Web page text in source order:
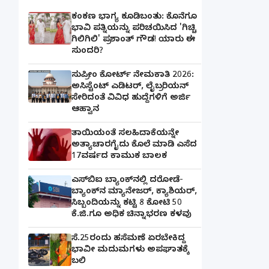
ಕಂಕಣ ಭಾಗ್ಯ ಕೂಡಿಬಂತು: ಕೊನೆಗೂ
ಭಾವಿ ಪತ್ನಿಯನ್ನು ಪರಿಚಯಿಸಿದ 'ಗಿಚ್ಚಿ
ಗಿಲಿಗಿಲಿ' ಪ್ರಶಾಂತ್ ಗೌಡ! ಯಾರು ಈ
ಸುಂದರಿ?
ಸುಪ್ರೀಂ ಕೋರ್ಟ್ ನೇಮಕಾತಿ 2026:
ಅಸಿಸ್ಟೆಂಟ್ ಎಡಿಟರ್, ಲೈಬ್ರರಿಯನ್
ಸೇರಿದಂತೆ ವಿವಿಧ ಹುದ್ದೆಗಳಿಗೆ ಅರ್ಜಿ
ಆಹ್ವಾನ
ತಾಯಿಯಂತೆ ಸಲಹಿದಾಕೆಯನ್ನೇ
ಅತ್ಯಾಚಾರಗೈದು ಕೊಲೆ ಮಾಡಿ ಎಸೆದ
17ವರ್ಷದ ಕಾಮುಕ ಬಾಲಕ
ಎಸ್‌ಬಿಐ ಬ್ಯಾಂಕ್‌ನಲ್ಲಿ‌ ದರೋಡೆ-
ಬ್ಯಾಂಕ್​ನ ಮ್ಯಾನೇಜರ್‌, ಕ್ಯಾಶಿಯರ್‌,
ಸಿಬ್ಬಂದಿಯನ್ನು ಕಟ್ಟಿ 8 ಕೋಟಿ 50
ಕೆ.ಜಿ.ಗೂ ಅಧಿಕ ಚಿನ್ನಾಭರಣ ಕಳವು
ಸೆ.25ರಂದು ಹಸೆಮಣೆ ಏರಬೇಕಿದ್ದ
ಭಾವೀ ಮದುಮಗಳು ಅಪಘಾತಕ್ಕೆ
ಬಲಿ